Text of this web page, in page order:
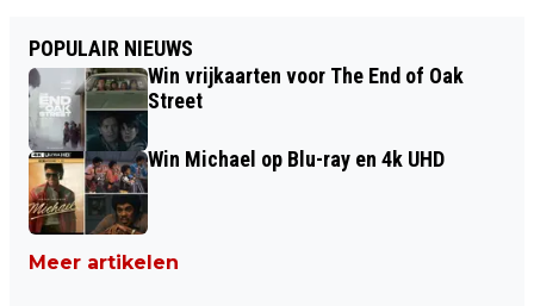
POPULAIR NIEUWS
Win vrijkaarten voor The End of Oak
Street
Win Michael op Blu-ray en 4k UHD
Meer artikelen